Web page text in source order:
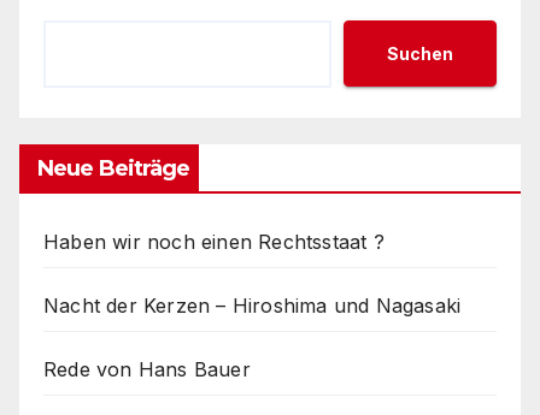
Suchen
Neue Beiträge
Haben wir noch einen Rechtsstaat ?
Nacht der Kerzen – Hiroshima und Nagasaki
Rede von Hans Bauer